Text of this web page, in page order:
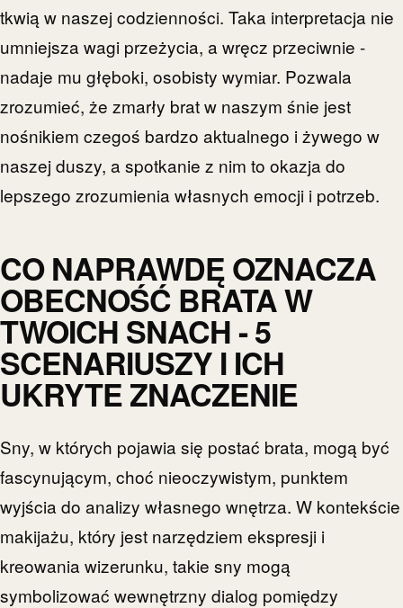
tkwią w naszej codzienności. Taka interpretacja nie
umniejsza wagi przeżycia, a wręcz przeciwnie -
nadaje mu głęboki, osobisty wymiar. Pozwala
zrozumieć, że zmarły brat w naszym śnie jest
nośnikiem czegoś bardzo aktualnego i żywego w
naszej duszy, a spotkanie z nim to okazja do
lepszego zrozumienia własnych emocji i potrzeb.
CO NAPRAWDĘ OZNACZA
OBECNOŚĆ BRATA W
TWOICH SNACH - 5
SCENARIUSZY I ICH
UKRYTE ZNACZENIE
Sny, w których pojawia się postać brata, mogą być
fascynującym, choć nieoczywistym, punktem
wyjścia do analizy własnego wnętrza. W kontekście
makijażu, który jest narzędziem ekspresji i
kreowania wizerunku, takie sny mogą
symbolizować wewnętrzny dialog pomiędzy